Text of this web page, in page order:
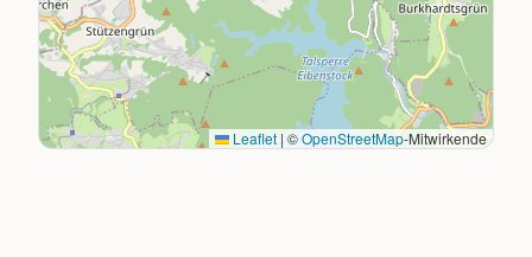
Leaflet | ©OpenStreetMap-Mitwirkende